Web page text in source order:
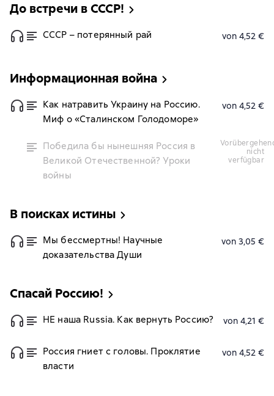
До встречи в СССР!
СССР – потерянный рай von 4,52 €
Информационная война
Как натравить Украину на Россию.
Миф о «Сталинском Голодоморе»
von 4,52 €
Победила бы нынешняя Россия в
Великой Отечественной? Уроки
войны
vorübergehend
nicht
verfügbar
В поисках истины
Мы бессмертны! Научные
доказательства Души
von 3,05 €
Спасай Россию!
НЕ наша Russia. Как вернуть Россию? von 4,21 €
Россия гниет с головы. Проклятие
власти
von 4,52 €